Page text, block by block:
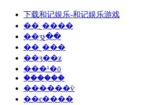
下载和记娱乐-和记娱乐游戏
��˾����
��ʒչ��
��˾���
��ʒ��ƶ
���¹�ӧ
����֤��
������ѷ
��ϵ����